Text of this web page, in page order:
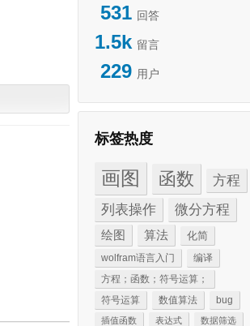
531 回答
1.5k 留言
229 用户
标签热度
画图 函数
方程
列表操作
微分方程
绘图 算法 化简
wolfram语言入门
编译
方程；函数；符号运算；
符号运算
数值算法 bug
插值函数 表达式
数据筛选